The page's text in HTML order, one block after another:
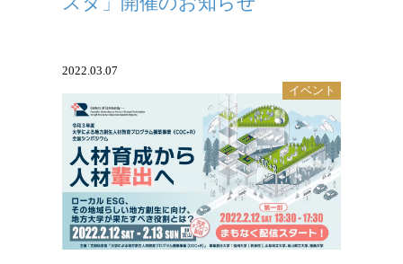
2022.03.07
イベント
「COC+R」令和３年度全国シンポジウム
が開催されました。